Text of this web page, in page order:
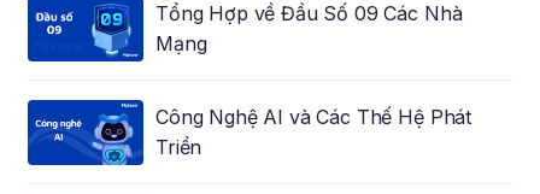
Tổng Hợp về Đầu Số 09 Các Nhà
Mạng
Công Nghệ AI và Các Thế Hệ Phát
Triển